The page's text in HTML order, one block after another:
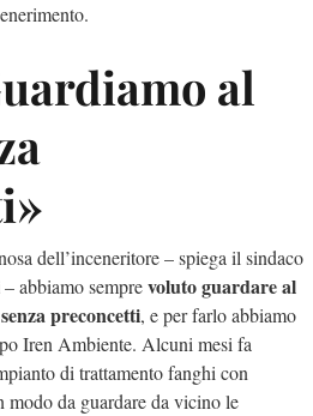
al
dell’inceneritore – spiega il sindaco
– abbiamo semprevoluto guardare al
preconcetti, e per farlo abbiamo
Iren Ambiente. Alcuni mesi fa
di trattamento fanghi con
da guardare da vicino le